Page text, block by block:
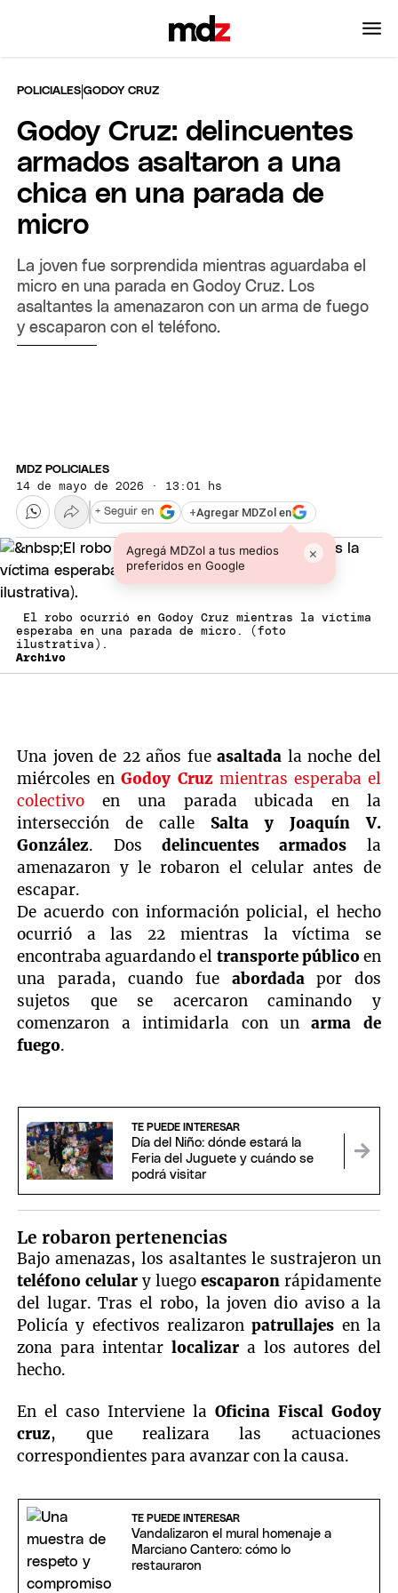
POLICIALES |GODOY CRUZ
Godoy Cruz: delincuentes
armados asaltaron a una
chica en una parada de
micro
La joven fue sorprendida mientras aguardaba el
micro en una parada en Godoy Cruz. Los
asaltantes la amenazaron con un arma de fuego
y escaparon con el teléfono.
MDZ POLICIALES
14 de mayo de 2026 · 13:01 hs
+Agregar MDZol en
Agregá MDZol a tus medios
preferidos en Google
×
+ Seguir en
El robo ocurrió en Godoy Cruz mientras la víctima
esperaba en una parada de micro. (foto
ilustrativa).
Archivo
Una joven de 22 años fueasaltada la noche del
miércoles en Godoy Cruz mientras esperaba el
colectivo en una parada ubicada en la
intersección de calle Salta y Joaquín V.
González. Dos delincuentes armados la
amenazaron y le robaron el celular antes de
escapar.
De acuerdo con información policial, el hecho
ocurrió a las 22 mientras la víctima se
encontraba aguardando el transporte públicoen
una parada, cuando fue abordadapor dos
sujetos que se acercaron caminando y
comenzaron a intimidarla con unarma de
fuego.
TE PUEDE INTERESAR
Día del Niño: dónde estará la
Feria del Juguete y cuándo se
podrá visitar
Le robaron pertenencias
Bajo amenazas, los asaltantes le sustrajeron un
teléfono celulary luego escaparonrápidamente
del lugar. Tras el robo, la joven dio aviso a la
Policía y efectivos realizaronpatrullajes en la
zona para intentarlocalizar a los autores del
hecho.
En el caso Interviene la Oficina Fiscal Godoy
cruz, que realizara las actuaciones
correspondientes para avanzar con la causa.
TE PUEDE INTERESAR
Vandalizaron el mural homenaje a
Marciano Cantero: cómo lo
restauraron